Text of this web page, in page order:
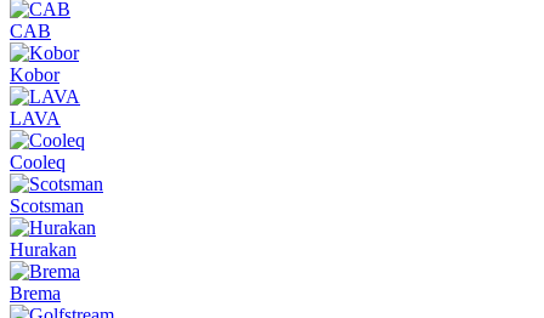
CAB
Kobor
LAVA
Cooleq
Scotsman
Hurakan
Brema